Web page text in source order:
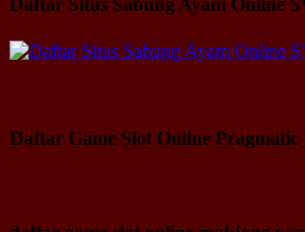
Daftar Game Slot Online Pragmatic